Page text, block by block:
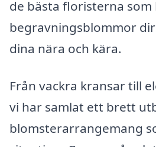
de bästa floristerna som
begravningsblommor
dina nära och kära.
Från vackra kransar till
vi har samlat ett brett
blomsterarrangemang